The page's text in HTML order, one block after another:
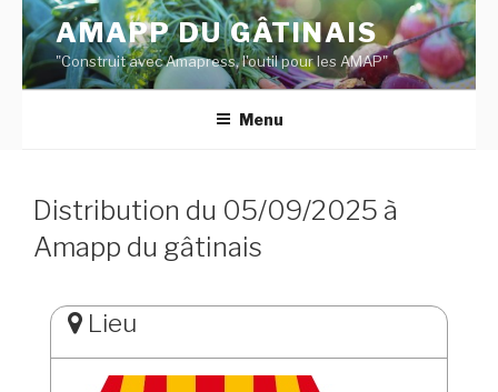
Aller
contenu
principal
AMAPP DU GÂTINAIS
"Construit avec Amapress, l'outil pour les AMAP"
Menu
Distribution du 05/09/2025 à
Amapp du gâtinais
Lieu